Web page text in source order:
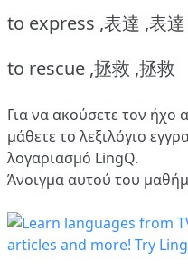
to express ,表達 ,表達
to rescue ,拯救 ,拯救
Για να ακούσετε τον ήχο
μάθετε το λεξιλόγιο
λογαριασμό LingQ.
Άνοιγμα αυτού του